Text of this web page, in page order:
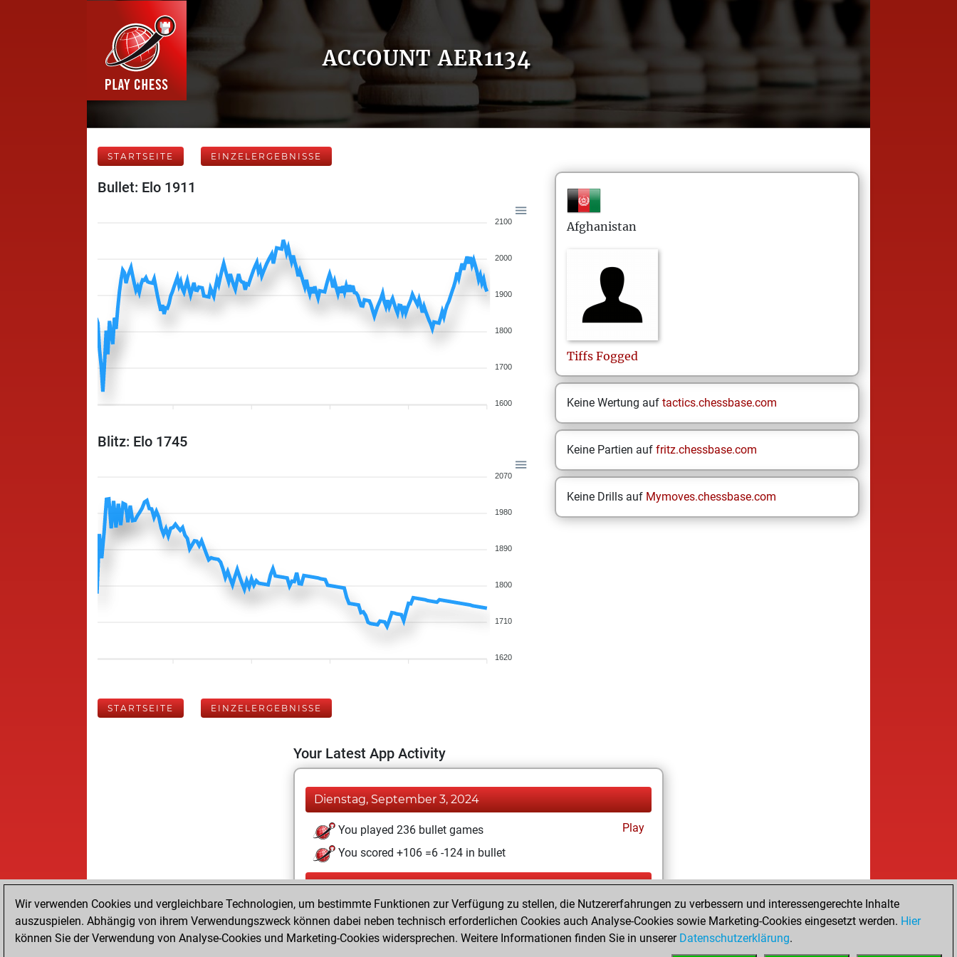
ACCOUNT AER1134
STARTSEITE EINZELERGEBNISSE
Bullet: Elo 1911
2100
2000
1900
1800
1700
1600
Blitz: Elo 1745
2070
1980
1890
1800
1710
1620
Afghanistan
Tiffs Fogged
Keine Wertung auf tactics.chessbase.com
Keine Partien auf fritz.chessbase.com
Keine Drills auf Mymoves.chessbase.com
STARTSEITE EINZELERGEBNISSE
Your Latest App Activity
Dienstag, September 3, 2024
You played 236 bullet games
Play
You scored +106 =6 -124 in bullet
Samstag, März 27, 2021
You played 164 blitz games
Play
You scored +39 =5 -120 in blitz
Wir verwenden Cookies und vergleichbare Technologien, um bestimmte Funktionen zur Verfügung zu stellen, die Nutzererfahrungen zu verbessern und interessengerechte Inhalte
auszuspielen. Abhängig von ihrem Verwendungszweck können dabei neben technisch erforderlichen Cookies auch Analyse-Cookies sowie Marketing-Cookies eingesetzt werden. Hier
können Sie der Verwendung von Analyse-Cookies und Marketing-Cookies widersprechen. Weitere Informationen finden Sie in unserer Datenschutzerklärung.